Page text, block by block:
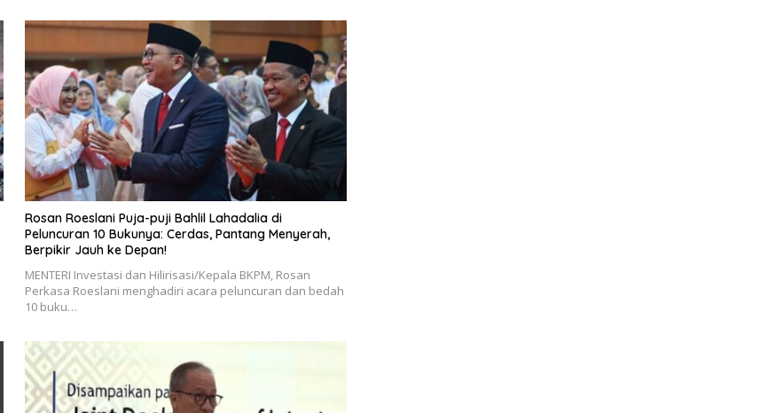
Rosan Roeslani Puja-puji Bahlil Lahadalia di
Peluncuran 10 Bukunya: Cerdas, Pantang Menyerah,
Berpikir Jauh ke Depan!
MENTERI Investasi dan Hilirisasi/Kepala BKPM, Rosan
Perkasa Roeslani menghadiri acara peluncuran dan bedah
10 buku…